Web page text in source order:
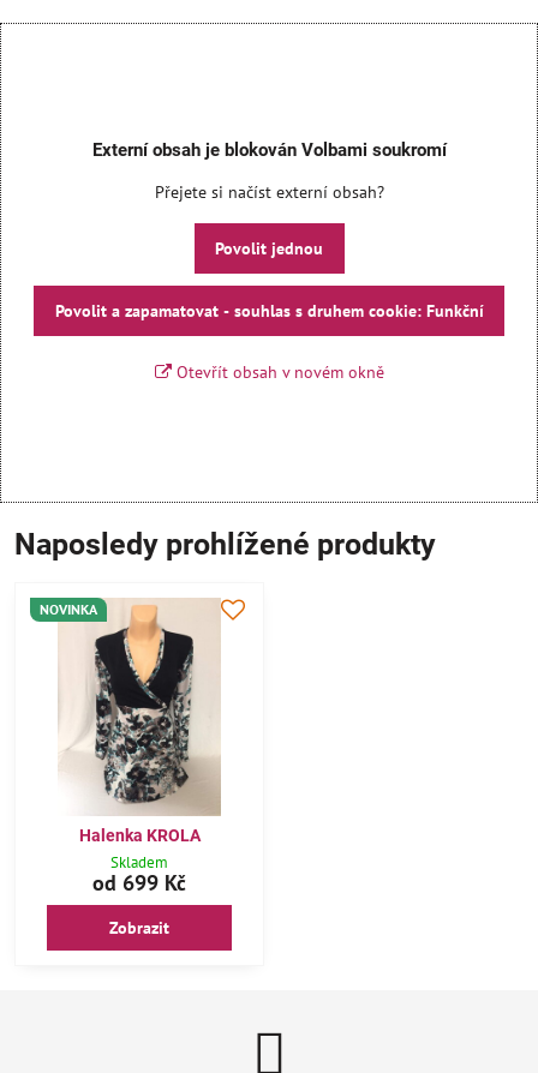
Externí obsah je blokován Volbami soukromí
Přejete si načíst externí obsah?
Povolit jednou
Povolit a zapamatovat - souhlas s druhem cookie: Funkční
Otevřít obsah v novém okně
Naposledy prohlížené produkty
NOVINKA
Halenka KROLA
Skladem
od 699 Kč
Zobrazit